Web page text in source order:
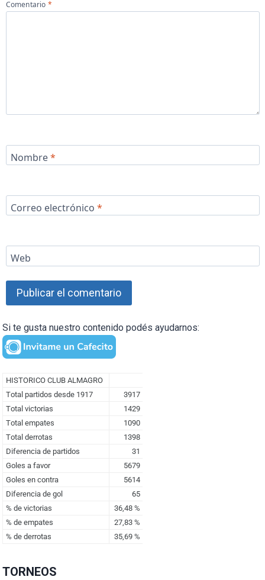
Comentario *
Nombre*
Correo electrónico *
Web
Si te gusta nuestro contenido podés ayudarnos:
TORNEOS